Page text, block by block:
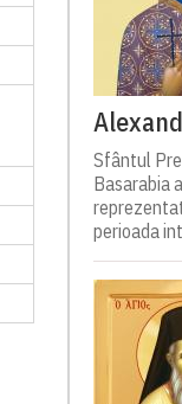
Sfântul
Basarabia
perioada